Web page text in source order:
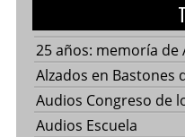
25 años: memoría de
Alzados en Bastones
Audios Congreso de
Audios Escuela